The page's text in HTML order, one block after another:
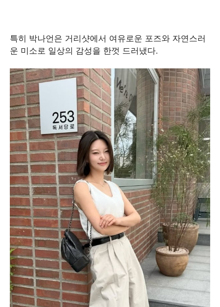
특히 박나언은 거리샷에서 여유로운 포즈와 자연스러
운 미소로 일상의 감성을 한껏 드러냈다.